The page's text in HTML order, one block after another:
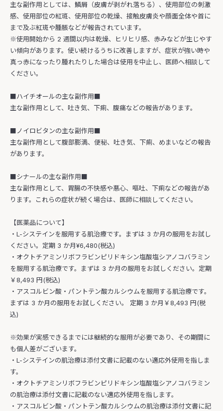
主な副作用としては、鱗屑（皮膚が剥がれ落ちる）、使用部位の刺激
感、使用部位の紅斑、使用部位の乾燥、接触皮膚炎や顔面全体や首に
まで及ぶ紅斑や腫脹などが報告されています。
※使用開始から 2 週間以内は乾燥、ヒリヒリ感、赤みなどが生じやす
い傾向があります。使い続けるうちに改善しますが、症状が強い時や
真っ赤になったり腫れたりした場合は使用を中止し、医師へ相談して
ください。
■ハイチオールの主な副作用■
主な副作用として、吐き気、下痢、腹痛などの報告があります。
■ノイロビタンの主な副作用■
主な副作用として腹部膨満、便秘、吐き気、下痢、めまいなどの報告
があります。
■シナールの主な副作用■
主な副作用として、胃腸の不快感や悪心、嘔吐、下痢などの報告があ
ります。これらの症状が続く場合は、医師に相談してください。
【医薬品について】
・L-システインを服用する肌治療です。まずは 3 か月の服用をお試し
ください。定期 3 か月¥6,480(税込)
・オクトチアミンリボフラビンピリドキシン塩酸塩シアノコバラミン
を服用する肌治療です。まずは 3 か月の服用をお試しください。定期
￥8,493 円(税込)
・アスコルビン酸・パントテン酸カルシウムを服用する肌治療です。
まずは 3 か月の服用をお試しください。 定期 3 か月￥8,493 円(税
込)
※効果が実感できるまでには継続的な服用が必要であり、その期間に
も個人差がございます。
・L-システインの肌治療は添付文書に記載のない適応外使用を指しま
す。
・オクトチアミンリボフラビンピリドキシン塩酸塩シアノコバラミン
の肌治療は添付文書に記載のない適応外使用を指します。
・アスコルビン酸・パントテン酸カルシウムの肌治療は添付文書に記